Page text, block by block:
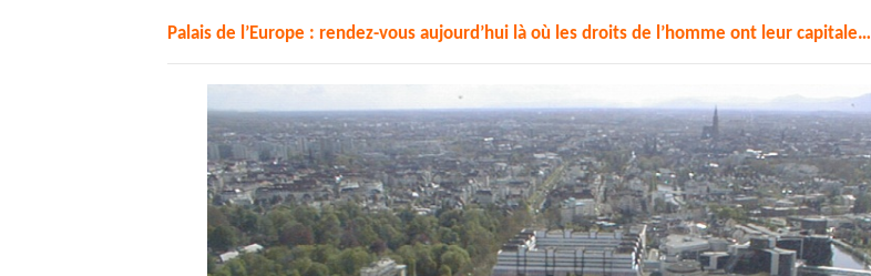
Palais de l’Europe : rendez-vous aujourd’hui là où les droits de l’homme ont leur capitale…